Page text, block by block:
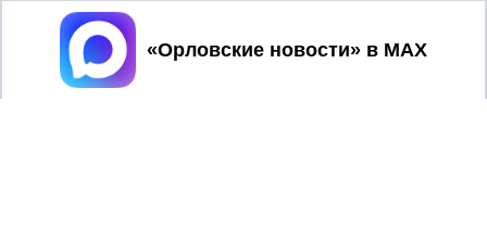
Принять